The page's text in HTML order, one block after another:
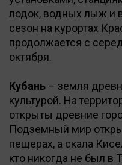
лодок, водных лыж и
сезон на курортах
продолжается с
октября.
Кубань – земля
культурой. На
открыты древние
Подземный мир
пещерах, а скала
кто никогда не был в